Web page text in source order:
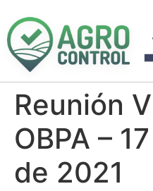
Reunión
OBPA –
de 2021